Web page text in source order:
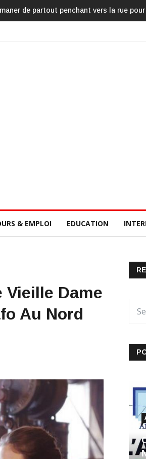
de partout penchant vers la rue
& EMPLOI EDUCATION
Dame
Au Nord